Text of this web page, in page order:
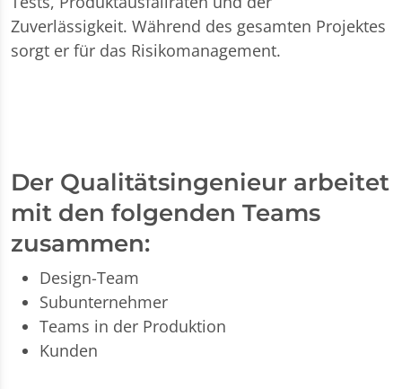
Zuverlässigkeit. Während des gesamten Projektes
sorgt er für das Risikomanagement.
Der Qualitätsingenieur arbeitet
mit den folgenden Teams
zusammen:
Design-Team
Subunternehmer
Teams in der Produktion
Kunden